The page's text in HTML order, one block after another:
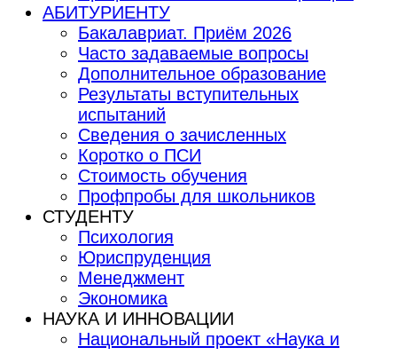
АБИТУРИЕНТУ
Бакалавриат. Приём 2026
Часто задаваемые вопросы
Дополнительное образование
Результаты вступительных
испытаний
Сведения о зачисленных
Коротко о ПСИ
Стоимость обучения
Профпробы для школьников
СТУДЕНТУ
Психология
Юриспруденция
Менеджмент
Экономика
НАУКА И ИННОВАЦИИ
Национальный проект «Наука и